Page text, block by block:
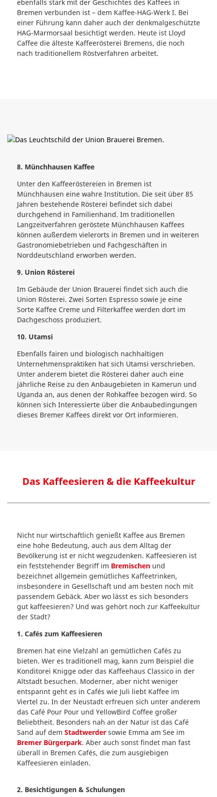
ebenfalls stark mit der Geschichtes des Kaffees in
Bremen verbunden ist – dem Kaffee-HAG-Werk I. Bei
einer Führung kann daher auch der denkmalgeschützte
HAG-Marmorsaal besichtigt werden. Heute ist Lloyd
Caffee die älteste Kaffeerösterei Bremens, die noch
nach traditionellem Röstverfahren arbeitet.
8. Münchhausen Kaffee
Unter den Kaffeeröstereien in Bremen ist
Münchhausen eine wahre Institution. Die seit über 85
Jahren bestehende Rösterei befindet sich dabei
durchgehend in Familienhand. Im traditionellen
Langzeitverfahren geröstete Münchhausen Kaffees
können außerdem vielerorts in Bremen und in weiteren
Gastronomiebetrieben und Fachgeschäften in
Norddeutschland erworben werden.
9. Union Rösterei
Im Gebäude der Union Brauerei findet sich auch die
Union Rösterei. Zwei Sorten Espresso sowie je eine
Sorte Kaffee Creme und Filterkaffee werden dort im
Dachgeschoss produziert.
10. Utamsi
Ebenfalls fairen und biologisch nachhaltigen
Unternehmenspraktiken hat sich Utamsi verschrieben.
Unter anderem bietet die Rösterei daher auch eine
jährliche Reise zu den Anbaugebieten in Kamerun und
Uganda an, aus denen der Rohkaffee bezogen wird. So
können sich Interessierte über die Anbaubedingungen
dieses Bremer Kaffees direkt vor Ort informieren.
Das Kaffeesieren & die Kaffeekultur
Nicht nur wirtschaftlich genießt Kaffee aus Bremen
eine hohe Bedeutung, auch aus dem Alltag der
Bevölkerung ist er nicht wegzudenken. Kaffeesieren ist
ein feststehender Begriff im Bremischen und
bezeichnet allgemein gemütliches Kaffeetrinken,
insbesondere in Gesellschaft und am besten noch mit
passendem Gebäck. Aber wo lässt es sich besonders
gut kaffeesieren? Und was gehört noch zur Kaffeekultur
der Stadt?
1. Cafés zum Kaffeesieren
Bremen hat eine Vielzahl an gemütlichen Cafés zu
bieten. Wer es traditionell mag, kann zum Beispiel die
Konditorei Knigge oder das Kaffeehaus Classico in der
Altstadt besuchen. Moderner, aber nicht weniger
entspannt geht es in Cafés wie Juli liebt Kaffee im
Viertel zu. In der Neustadt erfreuen sich unter anderem
das Café Pour Pour und YellowBird Coffee großer
Beliebtheit. Besonders nah an der Natur ist das Café
Sand auf dem Stadtwerder sowie Emma am See im
Bremer Bürgerpark. Aber auch sonst findet man fast
überall in Bremen Cafés, die zum ausgiebigen
Kaffeesieren einladen.
2. Besichtigungen & Schulungen